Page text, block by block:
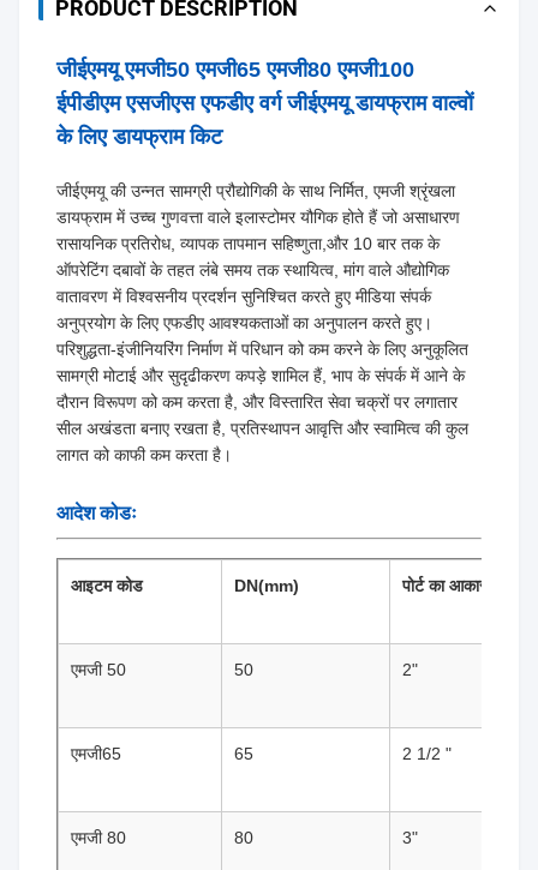
PRODUCT DESCRIPTION
जीईएमयू एमजी50 एमजी65 एमजी80 एमजी100
ईपीडीएम एसजीएस एफडीए वर्ग जीईएमयू डायफ्राम वाल्वों
के लिए डायफ्राम किट
जीईएमयू की उन्नत सामग्री प्रौद्योगिकी के साथ निर्मित, एमजी श्रृंखला
डायफ्राम में उच्च गुणवत्ता वाले इलास्टोमर यौगिक होते हैं जो असाधारण
रासायनिक प्रतिरोध, व्यापक तापमान सहिष्णुता,और 10 बार तक के
ऑपरेटिंग दबावों के तहत लंबे समय तक स्थायित्व, मांग वाले औद्योगिक
वातावरण में विश्वसनीय प्रदर्शन सुनिश्चित करते हुए मीडिया संपर्क
अनुप्रयोग के लिए एफडीए आवश्यकताओं का अनुपालन करते हुए।
परिशुद्धता-इंजीनियरिंग निर्माण में परिधान को कम करने के लिए अनुकूलित
सामग्री मोटाई और सुदृढीकरण कपड़े शामिल हैं, भाप के संपर्क में आने के
दौरान विरूपण को कम करता है, और विस्तारित सेवा चक्रों पर लगातार
सील अखंडता बनाए रखता है, प्रतिस्थापन आवृत्ति और स्वामित्व की कुल
लागत को काफी कम करता है।
आदेश कोडः
आइटम कोड DN(mm) पोर्ट का आकार
एमजी 50 50 2"
एमजी65 65 2 1/2 "
एमजी 80 80 3"